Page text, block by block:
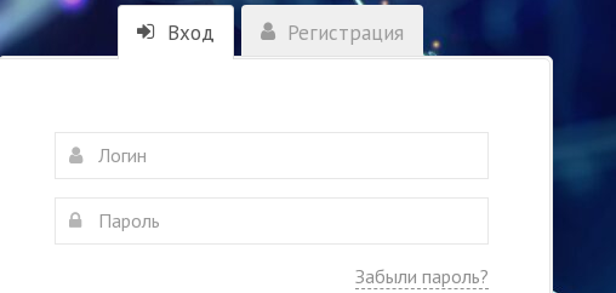
Вход Регистрация
Забыли пароль?